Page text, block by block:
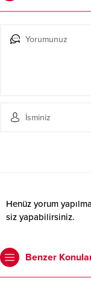
Henüz yorum
siz yapabilirsiniz.
Benzer